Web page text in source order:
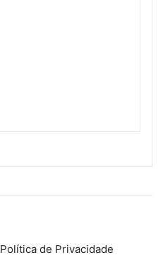
Política de Privacidade